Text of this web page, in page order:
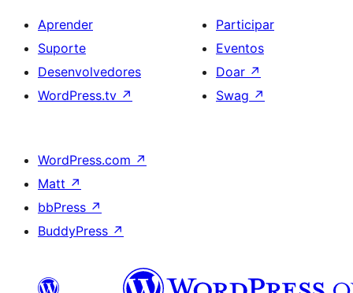
Aprender
Suporte
Desenvolvedores
WordPress.tv ↗
Participar
Eventos
Doar ↗
Swag ↗
WordPress.com ↗
Matt ↗
bbPress ↗
BuddyPress ↗